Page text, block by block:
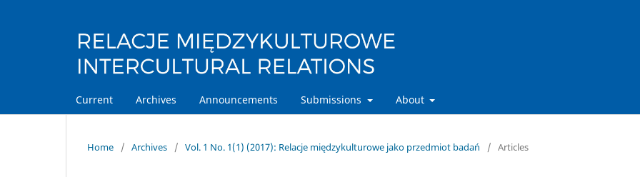
Current Archives Announcements Submissions About
Home / Archives / Vol. 1 No. 1(1) (2017): Relacje międzykulturowe jako przedmiot badań / Articles